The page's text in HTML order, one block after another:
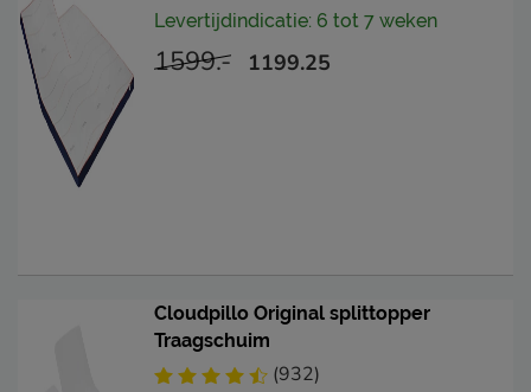
Levertijdindicatie: 6 tot 7 weken
1599.- 1199.25
Cloudpillo Original splittopper
Traagschuim
(932)